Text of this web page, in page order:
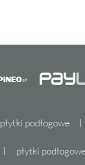
płytki podłogowe
płytki